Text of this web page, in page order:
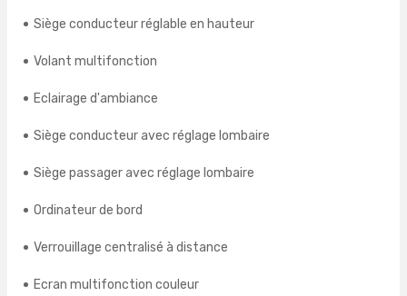
Siège conducteur réglable en hauteur
Volant multifonction
Eclairage d'ambiance
Siège conducteur avec réglage lombaire
Siège passager avec réglage lombaire
Ordinateur de bord
Verrouillage centralisé à distance
Ecran multifonction couleur